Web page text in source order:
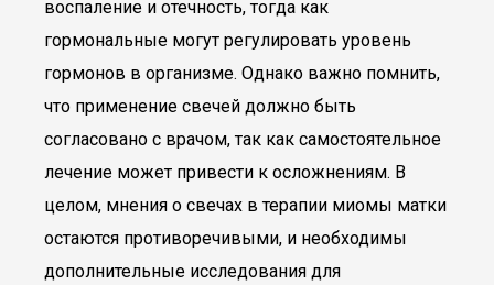
воспаление и отечность, тогда как
гормональные могут регулировать уровень
гормонов в организме. Однако важно помнить,
что применение свечей должно быть
согласовано с врачом, так как самостоятельное
лечение может привести к осложнениям. В
целом, мнения о свечах в терапии миомы матки
остаются противоречивыми, и необходимы
дополнительные исследования для